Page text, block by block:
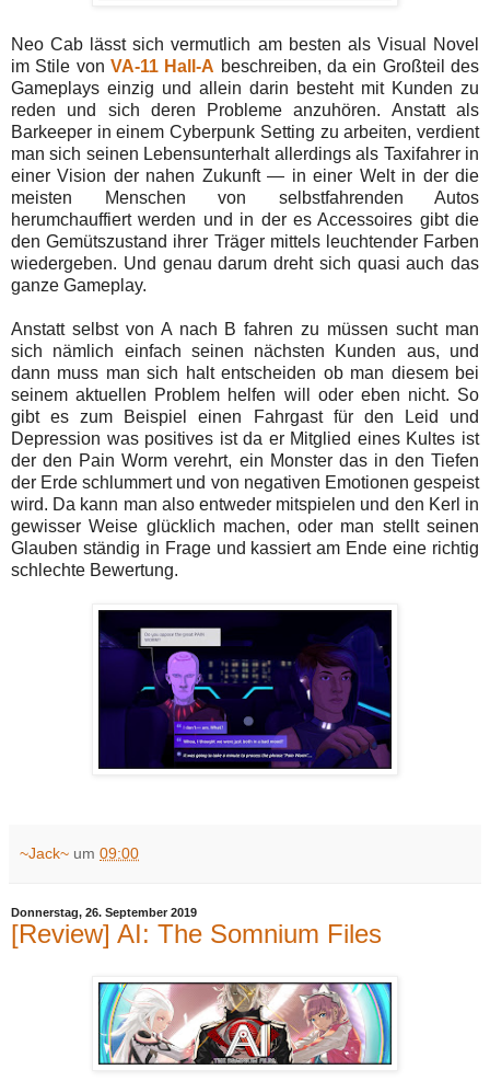
Neo Cab lässt sich vermutlich am besten als Visual Novel
im Stile von VA-11 Hall-A beschreiben, da ein Großteil des
Gameplays einzig und allein darin besteht mit Kunden zu
reden und sich deren Probleme anzuhören. Anstatt als
Barkeeper in einem Cyberpunk Setting zu arbeiten, verdient
man sich seinen Lebensunterhalt allerdings als Taxifahrer in
einer Vision der nahen Zukunft — in einer Welt in der die
meisten Menschen von selbstfahrenden Autos
herumchauffiert werden und in der es Accessoires gibt die
den Gemütszustand ihrer Träger mittels leuchtender Farben
wiedergeben. Und genau darum dreht sich quasi auch das
ganze Gameplay.
Anstatt selbst von A nach B fahren zu müssen sucht man
sich nämlich einfach seinen nächsten Kunden aus, und
dann muss man sich halt entscheiden ob man diesem bei
seinem aktuellen Problem helfen will oder eben nicht. So
gibt es zum Beispiel einen Fahrgast für den Leid und
Depression was positives ist da er Mitglied eines Kultes ist
der den Pain Worm verehrt, ein Monster das in den Tiefen
der Erde schlummert und von negativen Emotionen gespeist
wird. Da kann man also entweder mitspielen und den Kerl in
gewisser Weise glücklich machen, oder man stellt seinen
Glauben ständig in Frage und kassiert am Ende eine richtig
schlechte Bewertung.
~Jack~ um 09:00
Donnerstag, 26. September 2019
[Review] AI: The Somnium Files